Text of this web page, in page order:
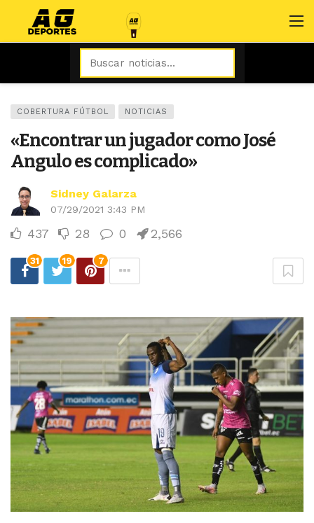
COBERTURA FÚTBOL NOTICIAS
«Encontrar un jugador como José
Angulo es complicado»
Sidney Galarza
07/29/2021 3:43 PM
437 28 0 2,566
31 19 7